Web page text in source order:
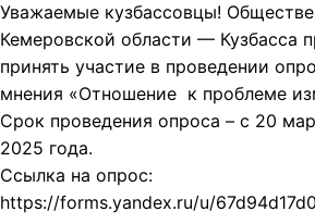
Уважаемые кузбассовцы!
Кемеровской области — Кузбасса
принять участие в проведении
мнения «Отношение к проблеме
Срок проведения опроса – с 20
2025 года.
Ссылка на опрос:
https://forms.yandex.ru/u/